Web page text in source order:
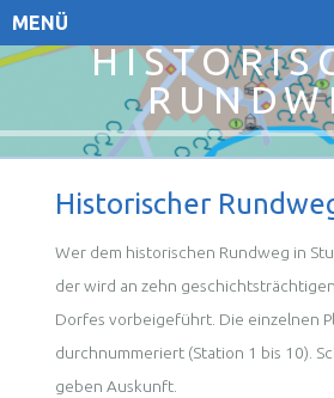
MENÜ
Historischer
Wer dem historischen Rundweg in
der wird an zehn
Dorfes vorbeigeführt. Die einzelnen
durchnummeriert (Station 1 bis 10).
geben Auskunft.